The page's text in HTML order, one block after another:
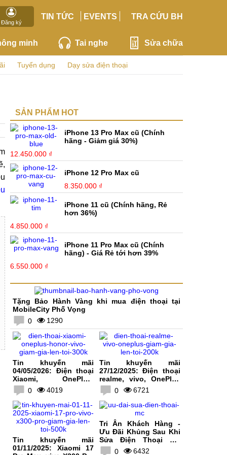
Đăng ký
TIN TỨC EVENTS TRA CỨU BH
minh Tai nghe Sửa chữa
Tuyển dụng Dạy sửa điện thoại
SẢN PHẨM HOT
iPhone 13 Pro Max cũ (Chính
hãng - Giảm giá 30%)
12.450.000 ₫
iPhone 12 Pro Max cũ
8.350.000 ₫
iPhone 11 cũ (Chính hãng, Rẻ
hơn 36%)
4.850.000 ₫
iPhone 11 Pro Max cũ (Chính
hãng) - Giá Rẻ tới hơn 39%
6.550.000 ₫
Tặng Bảo Hành Vàng khi mua điện thoại tại
MobileCity Phố Vọng
0
1290
Tin khuyến mãi
04/05/2026: Điện thoại
Xiaomi, OnePlus,
HONOR, vivo giảm giá
lên tới 300K
0 4019
Tin khuyến mãi
27/12/2025: Điện thoại
realme, vivo, OnePlus
giảm giá lên tới 200K
0 6721
Tin khuyến mãi
01/11/2025: Xiaomi 17
Tri Ân Khách Hàng -
Ưu Đãi Khủng Sau Khi
Sửa Điện Thoại Tại
MobileCity
0 6432